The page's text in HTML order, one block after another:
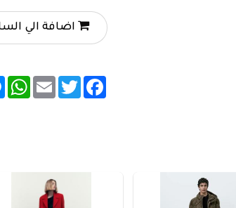
اضافة الي
Facebook
Twitter
Email